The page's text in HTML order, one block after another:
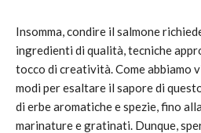
Insomma, condire il salmone
ingredienti di qualità, tecniche
tocco di creatività. Come abbiamo
modi per esaltare il sapore di
di erbe aromatiche e spezie, fino
marinature e gratinati. Dunque,